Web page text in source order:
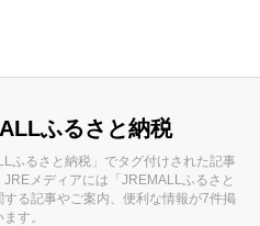
ふるさと納税
ふるさと納税」でタグ付けされた記事
JREメディアには「JREMALLふるさと
する記事やご案内、便利な情報が7件掲
す。